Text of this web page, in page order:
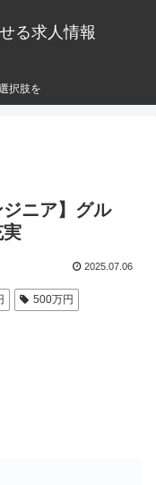
る求人情報
択肢を
ジニア】グル
実
2025.07.06
500万円